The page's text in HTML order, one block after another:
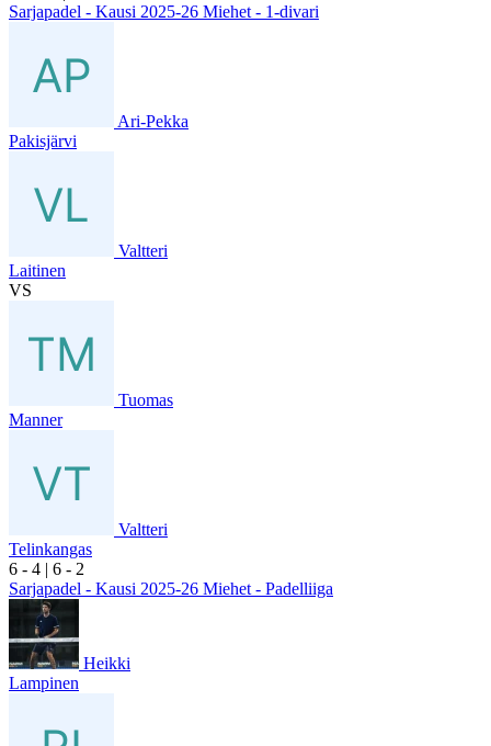
Sarjapadel - Kausi 2025-26 Miehet - 1-divari
Ari-Pekka
Pakisjärvi
Valtteri
Laitinen
VS
Tuomas
Manner
Valtteri
Telinkangas
6 - 4 | 6 - 2
Sarjapadel - Kausi 2025-26 Miehet - Padelliiga
Heikki
Lampinen